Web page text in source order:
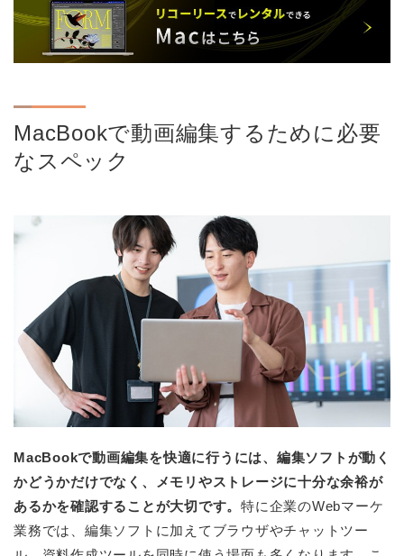
MacBookで動画編集するために必要
なスペック
MacBookで動画編集を快適に行うには、編集ソフトが動く
かどうかだけでなく、メモリやストレージに十分な余裕が
あるかを確認することが大切です。 特に企業のWebマーケ
業務では、編集ソフトに加えてブラウザやチャットツー